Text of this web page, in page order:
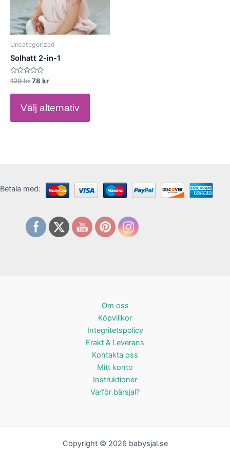
Uncategorized
Solhatt 2-in-1
Betygsatt
0
129kr78 kr
Välj alternativ
options
may
Betala med:
Om oss
Köpvillkor
Integritetspolicy
Frakt & Leverans
Kontakta oss
Mitt konto
Instruktioner
Varför bärsjal?
Copyright © 2026 babysjal.se